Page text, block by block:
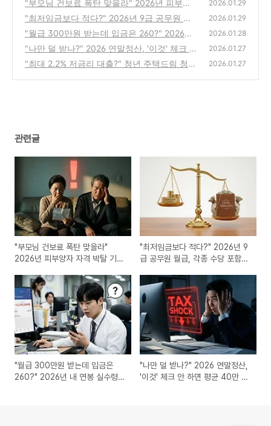
"부모님 건보료 폭탄 맞을라" 2026년 피부양
자 자격 박탈 기준, 3가지 체크리스트
(1)
2026.01.29
"최저임금보다 적다?" 2026년 9급 공무원 월
급, 각종 수당 포함한 실제 연봉 공개
(0)
2026.01.29
"월급 300만원 받는데 입금은 260?" 2026년
내 연봉 실수령액, 1초 만에 표로 확인하기
2026.01.28
"나만 덜 받나?" 2026 연말정산, '이것' 체크 안
하면 평균 40만 원 손해 봅니다
(0)
2026.01.27
"최대 2.2% 저금리 대출?" 청년 주택드림 청약
2026.01.27
관련글
"부모님 건보료 폭탄 맞을라"
2026년 피부양자 자격 박탈 기
"최저임금보다 적다?" 2026년 9
급 공무원 월급, 각종 수당 포함한
"월급 300만원 받는데 입금은
260?" 2026년 내 연봉 실수령
"나만 덜 받나?" 2026 연말정산,
'이것' 체크 안 하면 평균 40만 원